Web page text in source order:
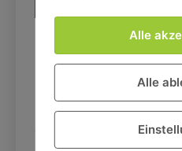
Schock für
Nobelpreis nur
Likes!
Alle
Alle